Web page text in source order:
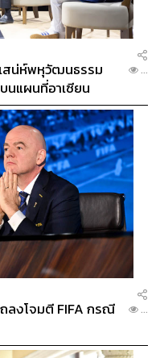
บอร์รีเพื่อเพิ่มสีสัน
สน่ห์พหุวัฒนธรรม
นแผนที่อาเซียน
...
ถลงโจมตี FIFA กรณี
...